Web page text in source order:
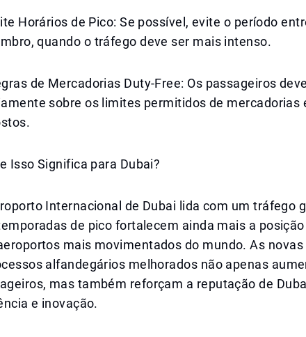
Horários de Pico: Se possível, evite o período
quando o tráfego deve ser mais intenso.
de Mercadorias Duty-Free: Os passageiros
sobre os limites permitidos de mercadorias
Isso Significa para Dubai?
Internacional de Dubai lida com um tráfego
de pico fortalecem ainda mais a
mais movimentados do mundo. As
alfandegários melhorados não apenas
mas também reforçam a reputação de
e inovação.